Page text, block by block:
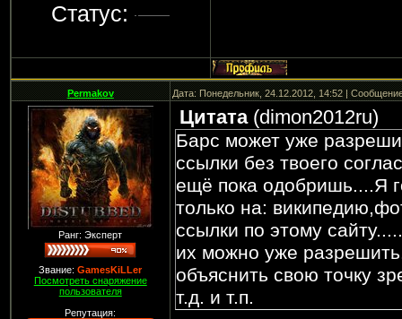
Статус:
Permakov Дата: Понедельник, 24.12.2012, 14:52 |
Ранг: Эксперт
Звание:GamesKiLLer
Посмотреть снаряжение
пользователя
Репутация:
Цитата(dimon2012ru)
Барс может уже
ссылки без твоего
ещё пока одобришь....Я
только на:
ссылки по этому
их можно уже
объяснить свою точку
т.д. и т.п.